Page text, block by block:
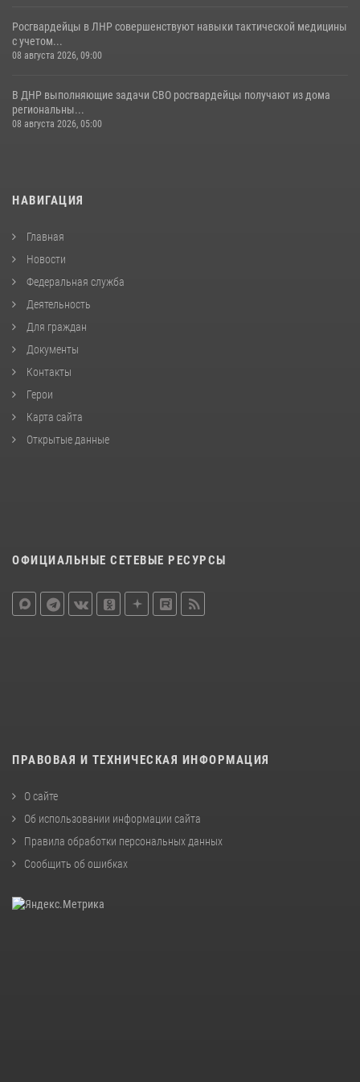
Росгвардейцы в ЛНР совершенствуют навыки тактической медицины
с учетом...
08 августа 2026, 09:00
В ДНР выполняющие задачи СВО росгвардейцы получают из дома
региональны...
08 августа 2026, 05:00
НАВИГАЦИЯ
Главная
Новости
Федеральная служба
Деятельность
Для граждан
Документы
Контакты
Герои
Карта сайта
Открытые данные
ОФИЦИАЛЬНЫЕ СЕТЕВЫЕ РЕСУРСЫ
ПРАВОВАЯ И ТЕХНИЧЕСКАЯ ИНФОРМАЦИЯ
О сайте
Об использовании информации сайта
Правила обработки персональных данных
Сообщить об ошибках